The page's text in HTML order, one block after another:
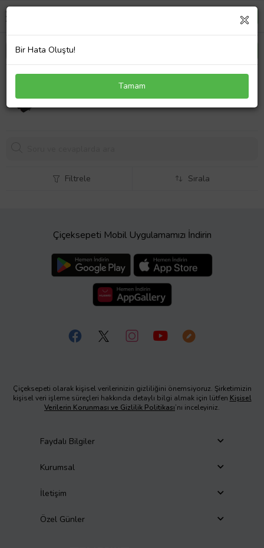
Asus G512LI-HN285A17 Notebook Adaptör Laptop
3617,43 TL
Filtrele Sırala
Çiçeksepeti Mobil Uygulamamızı İndirin
Çiçeksepeti olarak kişisel verilerinizin gizliliğini önemsiyoruz. Şirketimizin
kişisel veri işleme süreçleri hakkında detaylı bilgi almak için lütfen Kişisel
Verilerin Korunması ve Gizlilik Politikası’nı inceleyiniz.
Faydalı Bilgiler
Kurumsal
İletişim
Özel Günler
Bir Hata Oluştu!
Tamam